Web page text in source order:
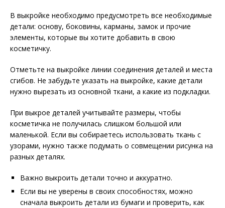
В выкройке необходимо предусмотреть все необходимые
детали: основу, боковины, карманы, замок и прочие
элементы, которые вы хотите добавить в свою
косметичку.
Отметьте на выкройке линии соединения деталей и места
сгибов. Не забудьте указать на выкройке, какие детали
нужно вырезать из основной ткани, а какие из подкладки.
При выкрое деталей учитывайте размеры, чтобы
косметичка не получилась слишком большой или
маленькой. Если вы собираетесь использовать ткань с
узорами, нужно также подумать о совмещении рисунка на
разных деталях.
Важно выкроить детали точно и аккуратно.
Если вы не уверены в своих способностях, можно
сначала выкроить детали из бумаги и проверить, как